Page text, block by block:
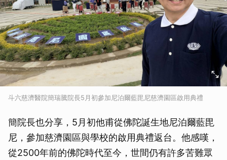
斗六慈濟醫院簡瑞騰院長5月初參加尼泊爾藍毘尼慈濟園區啟用典禮
簡院長也分享，5月初他甫從佛陀誕生地尼泊爾藍毘
尼，參加慈濟園區與學校的啟用典禮返台。他感嘆，
從2500年前的佛陀時代至今，世間仍有許多苦難眾